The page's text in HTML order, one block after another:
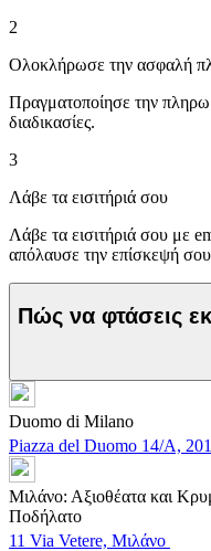
2
Ολοκλήρωσε την ασφαλή
Πραγματοποίησε την
διαδικασίες.
3
Λάβε τα εισιτήριά σου
Λάβε τα εισιτήριά σου με
απόλαυσε την επίσκεψή
Πώς να φτάσεις
Duomo di Milano
Piazza del Duomo 14/A,
Μιλάνο: Αξιοθέατα και
Ποδήλατο
11 Via Vetere, Μιλάνο